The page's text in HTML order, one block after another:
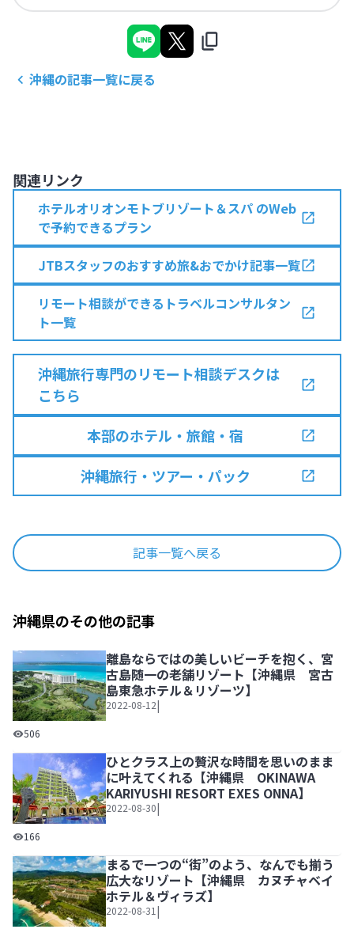
沖縄の記事一覧に戻る
関連リンク
ホテルオリオンモトブリゾート＆スパ のWeb
で予約できるプラン
JTBスタッフのおすすめ旅&おでかけ記事一覧
リモート相談ができるトラベルコンサルタン
ト一覧
沖縄旅行専門のリモート相談デスクは
こちら
本部のホテル・旅館・宿
沖縄旅行・ツアー・パック
記事一覧へ戻る
沖縄県のその他の記事
離島ならではの美しいビーチを抱く、宮古島随一の老舗
506
離島ならではの美しいビーチを抱く、宮
古島随一の老舗リゾート【沖縄県 宮古
島東急ホテル＆リゾーツ】
2022-08-12|
ひとクラス上の贅沢な時間を思いのままに叶えてくれる【
166
ひとクラス上の贅沢な時間を思いのまま
に叶えてくれる【沖縄県 OKINAWA
KARIYUSHI RESORT EXES ONNA】
2022-08-30|
まるで一つの“街”のよう、なんでも揃う
広大なリゾート【沖縄県 カヌチャベイ
ホテル＆ヴィラズ】
2022-08-31 |